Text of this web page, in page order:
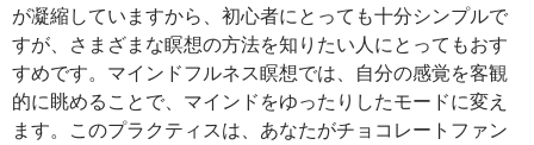
が凝縮していますから、初心者にとっても十分シンプルで
すが、さまざまな瞑想の方法を知りたい人にとってもおす
すめです。マインドフルネス瞑想では、自分の感覚を客観
的に眺めることで、マインドをゆったりしたモードに変え
ます。このプラクティスは、あなたがチョコレートファン